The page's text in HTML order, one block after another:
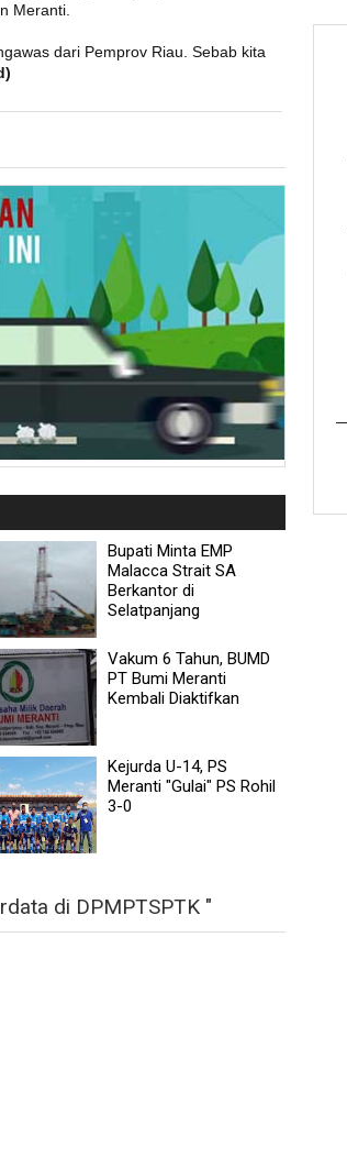
Meranti.
dari Pemprov Riau. Sebab kita
Bupati Minta EMP
Malacca Strait SA
Berkantor di
Selatpanjang
Vakum 6 Tahun, BUMD
PT Bumi Meranti
Kembali Diaktifkan
Kejurda U-14, PS
Meranti "Gulai" PS Rohil
3-0
di DPMPTSPTK "